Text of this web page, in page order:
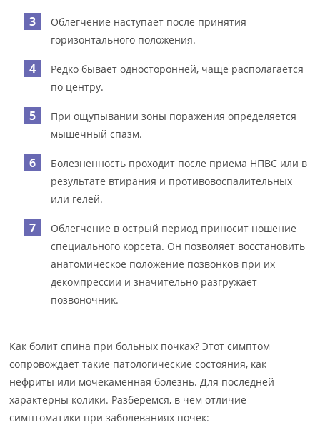
Облегчение наступает после принятия
горизонтального положения.
Редко бывает односторонней, чаще располагается
по центру.
При ощупывании зоны поражения определяется
мышечный спазм.
Болезненность проходит после приема НПВС или в
результате втирания и противовоспалительных
или гелей.
Облегчение в острый период приносит ношение
специального корсета. Он позволяет восстановить
анатомическое положение позвонков при их
декомпрессии и значительно разгружает
позвоночник.
Как болит спина при больных почках? Этот симптом
сопровождает такие патологические состояния, как
нефриты или мочекаменная болезнь. Для последней
характерны колики. Разберемся, в чем отличие
симптоматики при заболеваниях почек: